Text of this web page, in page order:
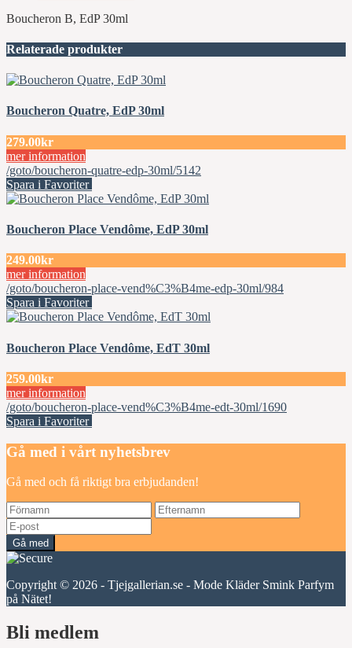
Boucheron B, EdP 30ml
Relaterade produkter
Boucheron Quatre, EdP 30ml
279.00kr
mer information
/goto/boucheron-quatre-edp-30ml/5142
Spara i Favoriter
Boucheron Place Vendôme, EdP 30ml
249.00kr
mer information
/goto/boucheron-place-vend%C3%B4me-edp-30ml/984
Spara i Favoriter
Boucheron Place Vendôme, EdT 30ml
259.00kr
mer information
/goto/boucheron-place-vend%C3%B4me-edt-30ml/1690
Spara i Favoriter
Gå med i vårt nyhetsbrev
Gå med och få riktigt bra erbjudanden!
Gå med
Copyright © 2026 - Tjejgallerian.se - Mode Kläder Smink Parfym
på Nätet!
Bli medlem